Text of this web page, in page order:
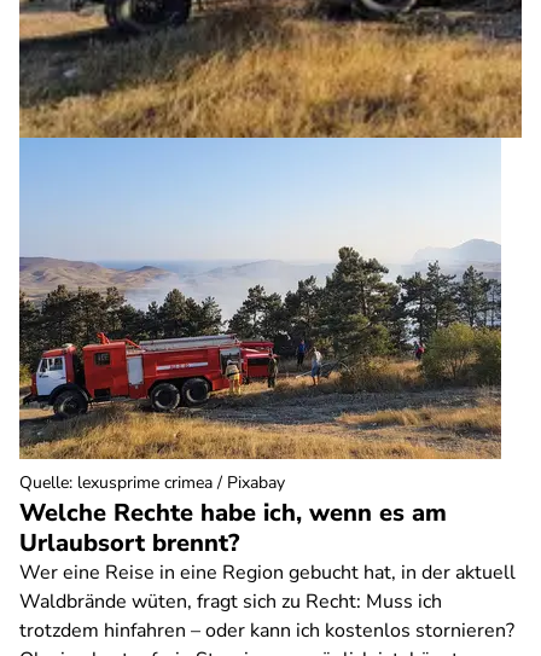
Welche Rechte habe ich, wenn es am
Urlaubsort brennt?
Wer eine Reise in eine Region gebucht hat, in der aktuell
Waldbrände wüten, fragt sich zu Recht: Muss ich
trotzdem hinfahren – oder kann ich kostenlos stornieren?
Quelle: lexusprime crimea / Pixabay